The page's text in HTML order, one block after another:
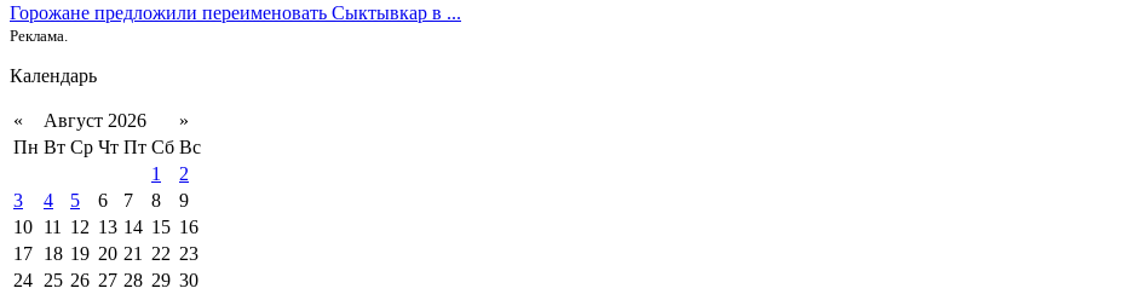
Горожане предложили переименовать Сыктывкар в ...
Реклама.
Календарь
« Август 2026
»
Пн Вт Ср Чт Пт Сб Вс
1
2
3
4 5 6 7 8
9
10 11 12 13 14 15 16
17 18 19 20 21 22 23
24 25 26 27 28 29 30